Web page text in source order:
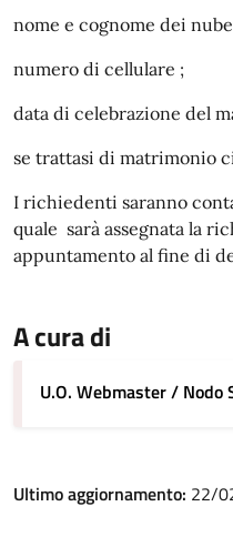
nome e cognome dei
numero di cellulare ;
data di celebrazione del
se trattasi di matrimonio
I richiedenti saranno
quale sarà assegnata la
appuntamento al fine di
A cura di
U.O. Webmaster / Nodo
Ultimo aggiornamento: 22/